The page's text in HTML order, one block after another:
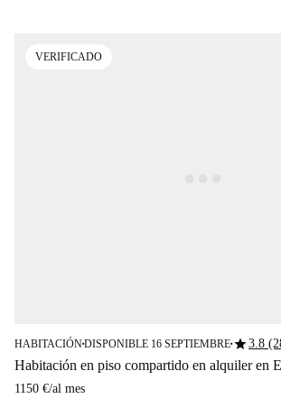
VERIFICADO
HABITACIÓN■DISPONIBLE 16 SEPTIEMBRE■star3.8
Habitación en piso compartido en alquiler en
1150 €/al mes